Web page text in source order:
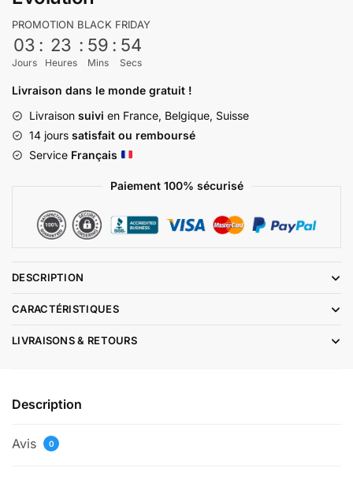
PROMOTION BLACK FRIDAY
03
Jours
: 23
Heures
: 59
Mins
: 54
Secs
Livraison dans le monde gratuit !
Livraison suivi en France, Belgique, Suisse
14 jours satisfait ou remboursé
Service Français
Paiement 100% sécurisé
DESCRIPTION
CARACTÉRISTIQUES
LIVRAISONS & RETOURS
Description
Avis 0